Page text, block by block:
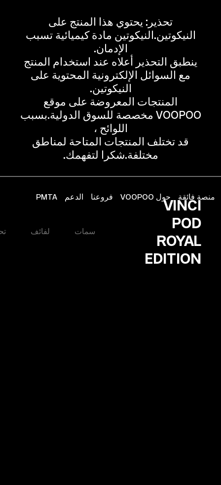
تحذير: يحتوي هذا المنتج على
النيكوتين.النيكوتين مادة كيميائية تسبب
الإدمان.
ينطبق التحذير أعلاه عند استخدام المنتج
مع السوائل الإلكترونية المحتوية على
النيكوتين.
المنتجات المعروضة على موقع
VOOPOO مخصصة للسوق الدولية.بسبب
اللوائح ،
قد تختلف المنتجات المتاحة لمناطق
مختلفة.شكرا لتفهمك.
منصة فائقة حول VOOPOO فروعنا الدعم PMTA
VINCI
POD
ROYAL
EDITION
سمات لفائف